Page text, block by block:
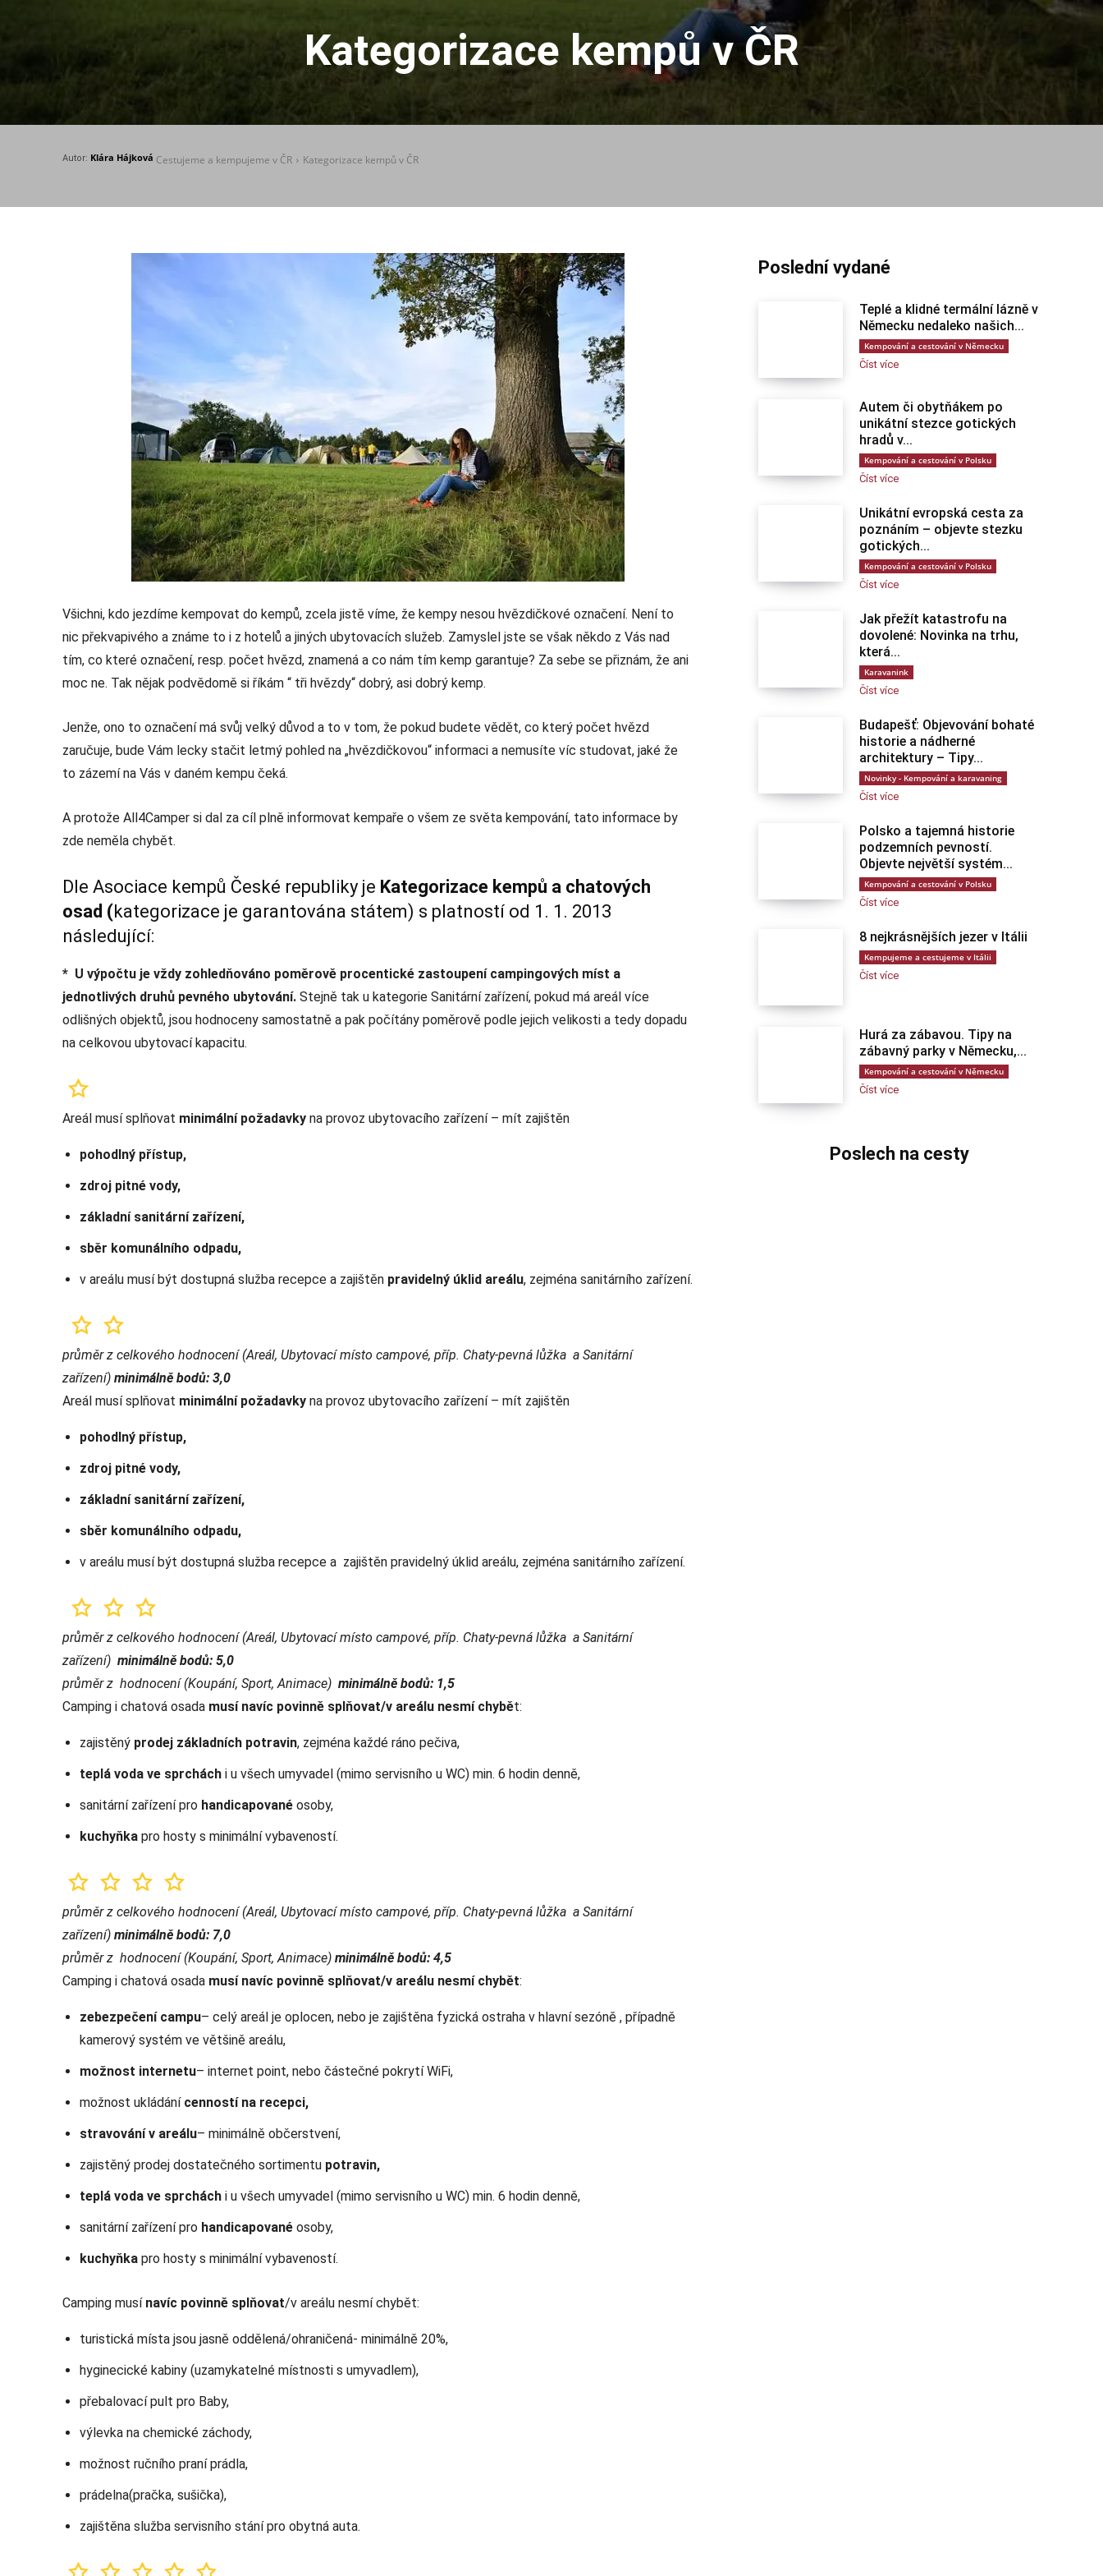
Kategorizace kempů v ČR
Autor: Klára Hájková Cestujeme a kempujeme v ČR Kategorizace kempů v ČR
Všichni, kdo jezdíme kempovat do kempů, zcela jistě víme, že kempy nesou hvězdičkové označení. Není to
nic překvapivého a známe to i z hotelů a jiných ubytovacích služeb. Zamyslel jste se však někdo z Vás nad
tím, co které označení, resp. počet hvězd, znamená a co nám tím kemp garantuje? Za sebe se přiznám, že ani
moc ne. Tak nějak podvědomě si říkám “ tři hvězdy“ dobrý, asi dobrý kemp.
Jenže, ono to označení má svůj velký důvod a to v tom, že pokud budete vědět, co který počet hvězd
zaručuje, bude Vám lecky stačit letmý pohled na „hvězdičkovou“ informaci a nemusíte víc studovat, jaké že
to zázemí na Vás v daném kempu čeká.
A protože All4Camper si dal za cíl plně informovat kempaře o všem ze světa kempování, tato informace by
zde neměla chybět.
Dle Asociace kempů České republiky je Kategorizace kempů a chatových
osad (kategorizace je garantována státem) s platností od 1. 1. 2013
následující:
* U výpočtu je vždy zohledňováno poměrově procentické zastoupení campingových míst a
jednotlivých druhů pevného ubytování. Stejně tak u kategorie Sanitární zařízení, pokud má areál více
odlišných objektů, jsou hodnoceny samostatně a pak počítány poměrově podle jejich velikosti a tedy dopadu
na celkovou ubytovací kapacitu.
Areál musí splňovat minimální požadavky na provoz ubytovacího zařízení – mít zajištěn
pohodlný přístup,
zdroj pitné vody,
základní sanitární zařízení,
sběr komunálního odpadu,
v areálu musí být dostupná služba recepce a zajištěn pravidelný úklid areálu, zejména sanitárního zařízení.
průměr z celkového hodnocení (Areál, Ubytovací místo campové, příp. Chaty-pevná lůžka a Sanitární
zařízení) minimálně bodů: 3,0
Areál musí splňovat minimální požadavky na provoz ubytovacího zařízení – mít zajištěn
pohodlný přístup,
zdroj pitné vody,
základní sanitární zařízení,
sběr komunálního odpadu,
v areálu musí být dostupná služba recepce a zajištěn pravidelný úklid areálu, zejména sanitárního zařízení.
průměr z celkového hodnocení (Areál, Ubytovací místo campové, příp. Chaty-pevná lůžka a Sanitární
zařízení) minimálně bodů: 5,0
průměr z hodnocení (Koupání, Sport, Animace) minimálně bodů: 1,5
Camping i chatová osada musí navíc povinně splňovat/v areálu nesmí chybět:
zajistěný prodej základních potravin, zejména každé ráno pečiva,
teplá voda ve sprchách i u všech umyvadel (mimo servisního u WC) min. 6 hodin denně,
sanitární zařízení pro handicapované osoby,
kuchyňka pro hosty s minimální vybaveností.
průměr z celkového hodnocení (Areál, Ubytovací místo campové, příp. Chaty-pevná lůžka a Sanitární
zařízení) minimálně bodů: 7,0
průměr z hodnocení (Koupání, Sport, Animace) minimálně bodů: 4,5
Camping i chatová osada musí navíc povinně splňovat/v areálu nesmí chybět:
zebezpečení campu– celý areál je oplocen, nebo je zajištěna fyzická ostraha v hlavní sezóně , případně
kamerový systém ve většině areálu,
možnost internetu– internet point, nebo částečné pokrytí WiFi,
možnost ukládání cenností na recepci,
stravování v areálu– minimálně občerstvení,
zajistěný prodej dostatečného sortimentu potravin,
teplá voda ve sprchách i u všech umyvadel (mimo servisního u WC) min. 6 hodin denně,
sanitární zařízení pro handicapované osoby,
kuchyňka pro hosty s minimální vybaveností.
Camping musí navíc povinně splňovat/v areálu nesmí chybět:
turistická místa jsou jasně oddělená/ohraničená- minimálně 20%,
hyginecické kabiny (uzamykatelné místnosti s umyvadlem),
přebalovací pult pro Baby,
výlevka na chemické záchody,
možnost ručního praní prádla,
prádelna(pračka, sušička),
zajištěna služba servisního stání pro obytná auta.
Poslední vydané
Teplé a klidné termální lázně v
Německu nedaleko našich...
Kempování a cestování v Německu
Číst více
Autem či obytňákem po
unikátní stezce gotických
hradů v...
Kempování a cestování v Polsku
Číst více
Unikátní evropská cesta za
poznáním – objevte stezku
gotických...
Kempování a cestování v Polsku
Číst více
Jak přežít katastrofu na
dovolené: Novinka na trhu,
která...
Karavanink
Číst více
Budapešť: Objevování bohaté
historie a nádherné
architektury – Tipy...
Novinky - Kempování a karavaning
Číst více
Polsko a tajemná historie
podzemních pevností.
Objevte největší systém...
Kempování a cestování v Polsku
Číst více
8 nejkrásnějších jezer v Itálii
Kempujeme a cestujeme v Itálii
Číst více
Hurá za zábavou. Tipy na
zábavný parky v Německu,...
Kempování a cestování v Německu
Číst více
Poslech na cesty